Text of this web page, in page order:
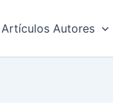
Artículos Autores